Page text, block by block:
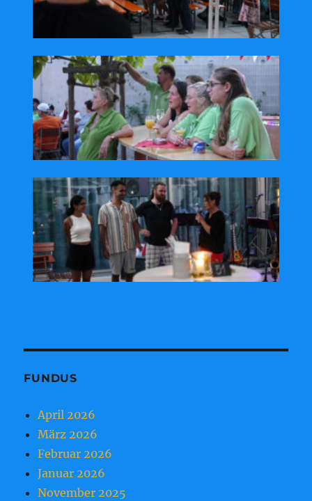
FUNDUS
April 2026
März 2026
Februar 2026
Januar 2026
November 2025